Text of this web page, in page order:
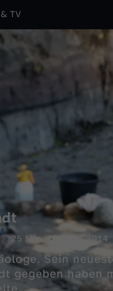
TV
25 Min. 20.04.2014
Sein
gegeben haben